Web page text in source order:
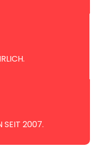
SEIT 2007.